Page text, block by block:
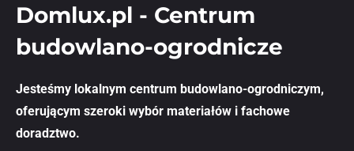
Domlux.pl - Centrum
budowlano-ogrodnicze
Jesteśmy lokalnym centrum budowlano-ogrodniczym,
oferującym szeroki wybór materiałów i fachowe
doradztwo.